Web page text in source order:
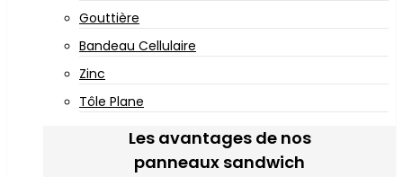
Gouttière
Bandeau Cellulaire
Zinc
Tôle Plane
Les avantages de nos
panneaux sandwich